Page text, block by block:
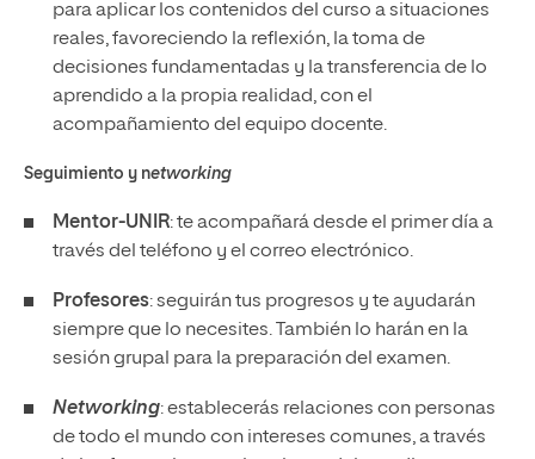
para aplicar los contenidos del curso a situaciones
reales, favoreciendo la reflexión, la toma de
decisiones fundamentadas y la transferencia de lo
aprendido a la propia realidad, con el
acompañamiento del equipo docente.
Seguimiento y networking
Mentor-UNIR: te acompañará desde el primer día a
través del teléfono y el correo electrónico.
Profesores: seguirán tus progresos y te ayudarán
siempre que lo necesites. También lo harán en la
sesión grupal para la preparación del examen.
Networking: establecerás relaciones con personas
de todo el mundo con intereses comunes, a través